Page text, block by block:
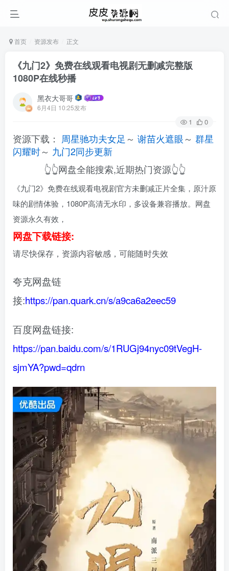
首页 资源发布 正文
《九门2》免费在线观看电视剧无删减完整版
1080P在线秒播
黑衣大哥哥
6月4日 10:25发布
1 0
资源下载： 周星驰功夫女足 ～ 谢苗火遮眼～ 群星
闪耀时～ 九门2同步更新
👆👆网盘全能搜索,近期热门资源👆👆
《九门2》免费在线观看电视剧官方未删减正片全集，原汁原
味的剧情体验，1080P高清无水印，多设备兼容播放。网盘
资源永久有效，
网盘下载链接:
请尽快保存，资源内容敏感，可能随时失效
夸克网盘链
接:https://pan.quark.cn/s/a9ca6a2eec59
百度网盘链接:
https://pan.baidu.com/s/1RUGj94nyc09tVegH-
sjmYA?pwd=qdrn